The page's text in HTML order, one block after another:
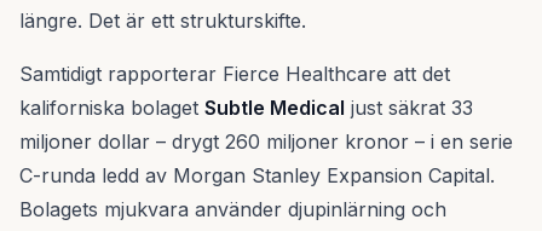
längre. Det är ett strukturskifte.
Samtidigt rapporterar Fierce Healthcare att det
kaliforniska bolaget Subtle Medical just säkrat 33
miljoner dollar – drygt 260 miljoner kronor – i en serie
C-runda ledd av Morgan Stanley Expansion Capital.
Bolagets mjukvara använder djupinlärning och